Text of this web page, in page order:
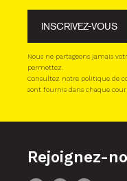
INSCRIVEZ-VOUS
Nous ne partageons jamais
permettez.
Consultez notre politique de
sont fournis dans chaque
Rejoignez-